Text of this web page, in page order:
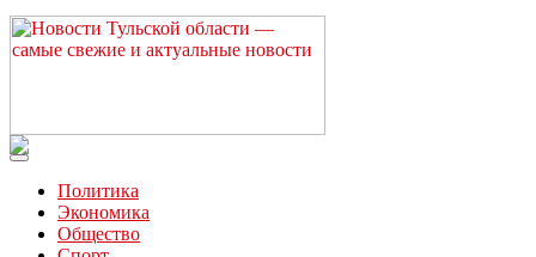
Читайте последние новости дня в Тульской области на сайте
Политика
Экономика
Общество